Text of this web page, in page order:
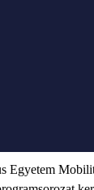
Egyetem